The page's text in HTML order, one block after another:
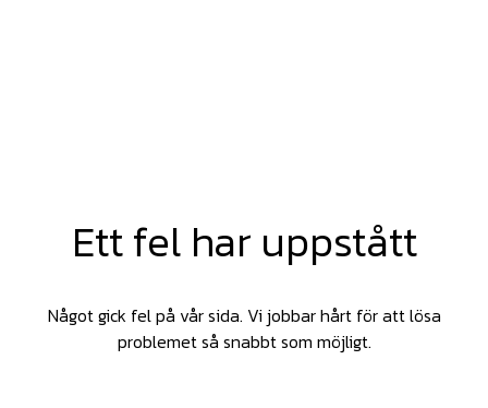
Ett fel har uppstått
Något gick fel på vår sida. Vi jobbar hårt för att lösa
problemet så snabbt som möjligt.